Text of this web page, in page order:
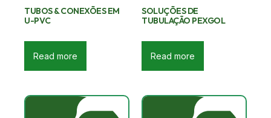
TUBOS & CONEXÕES EM
U-PVC
Read more
SOLUÇÕES DE
TUBULAÇÃO PEXGOL
Read more